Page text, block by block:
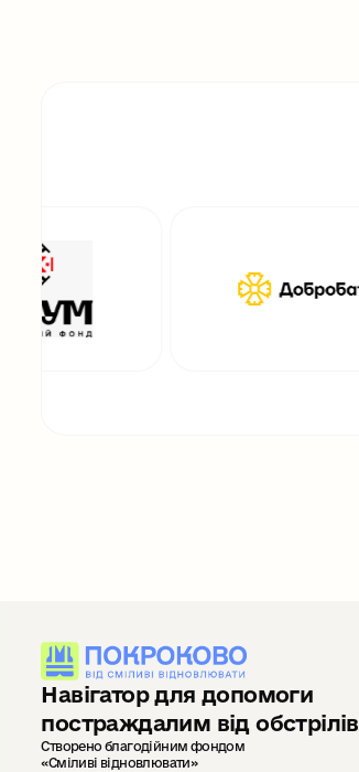
Навігатор для допомоги
постраждалим від обстрілів
Створено благодійним фондом
«Сміливі відновлювати»